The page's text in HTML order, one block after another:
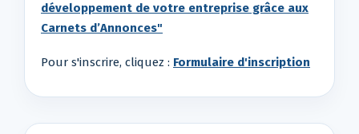
développement de votre entreprise grâce aux
Carnets d’Annonces"
Pour s'inscrire, cliquez : Formulaire d'inscription